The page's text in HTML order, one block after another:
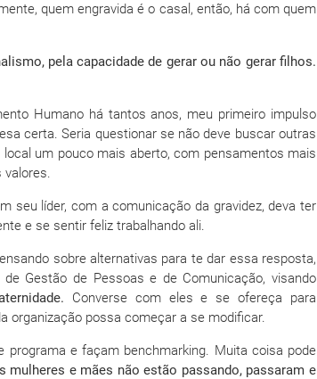
quem engravida é o casal, então, há com quem
pela capacidade de gerar ou não gerar filhos.
Humano há tantos anos, meu primeiro impulso
certa. Seria questionar se não deve buscar outras
um pouco mais aberto, com pensamentos mais
valores.
seu líder, com a comunicação da gravidez, deva ter
e se sentir feliz trabalhando ali.
sobre alternativas para te dar essa resposta,
Gestão de Pessoas e de Comunicação, visando
Converse com eles e se ofereça para
organização possa começar a se modificar.
e façam benchmarking. Muita coisa pode
mulheres e mães não estão passando, passaram e